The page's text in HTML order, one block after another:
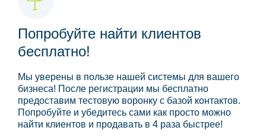
Попробуйте найти клиентов
бесплатно!
Мы уверены в пользе нашей системы для вашего
бизнеса! После регистрации мы бесплатно
предоставим тестовую воронку с базой контактов.
Попробуйте и убедитесь сами как просто можно
найти клиентов и продавать в 4 раза быстрее!